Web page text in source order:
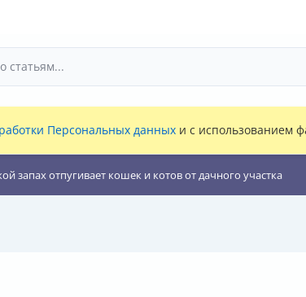
Персональных данных и с использованием
запах отпугивает кошек и котов от дачного участка